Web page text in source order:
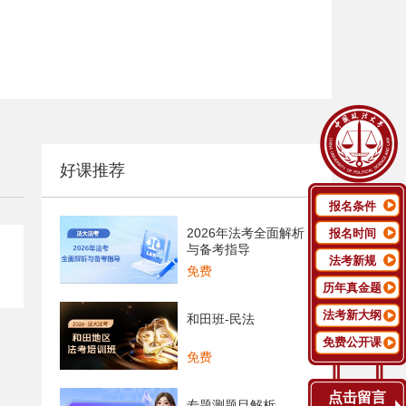
好课推荐
2026年法考全面解析
与备考指导
免费
和田班-民法
免费
报名条件
报名时间
法考新规
历年真金题
法考新大纲
免费公开课
点击留言